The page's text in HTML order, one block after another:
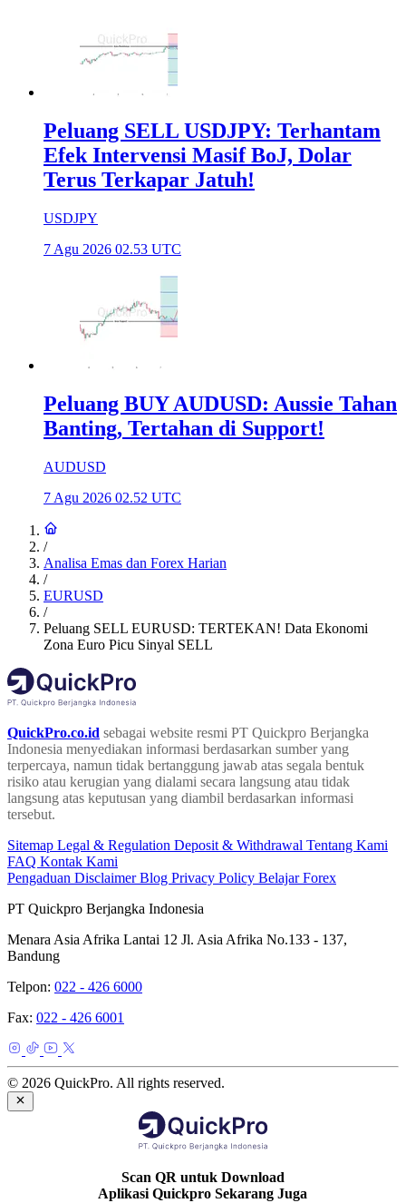
Peluang SELL USDJPY: Terhantam
Efek Intervensi Masif BoJ, Dolar
Terus Terkapar Jatuh!
USDJPY
7 Agu 2026 02.53 UTC
Peluang BUY AUDUSD: Aussie Tahan
Banting, Tertahan di Support!
AUDUSD
7 Agu 2026 02.52 UTC
/
Analisa Emas dan Forex Harian
/
EURUSD
/
Peluang SELL EURUSD: TERTEKAN! Data Ekonomi
Zona Euro Picu Sinyal SELL
QuickPro.co.id sebagai website resmi PT Quickpro Berjangka
Indonesia menyediakan informasi berdasarkan sumber yang
terpercaya, namun tidak bertanggung jawab atas segala bentuk
risiko atau kerugian yang dialami secara langsung atau tidak
langsung atas keputusan yang diambil berdasarkan informasi
tersebut.
Sitemap Legal & Regulation Deposit & Withdrawal Tentang Kami
FAQ Kontak Kami
Pengaduan DisclaimerBlog Privacy Policy Belajar Forex
PT Quickpro Berjangka Indonesia
Menara Asia Afrika Lantai 12 Jl. Asia Afrika No.133 - 137,
Bandung
Telpon: 022 - 426 6000
Fax: 022 - 426 6001
© 2026 QuickPro. All rights reserved.
Scan QR untuk Download
Aplikasi Quickpro Sekarang Juga